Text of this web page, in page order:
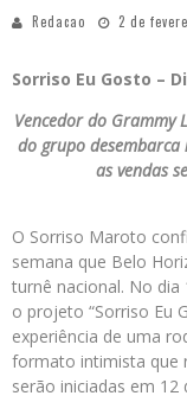
Redacao 2 de
Sorriso Eu Gosto –
Vencedor do Grammy
do grupo
as vendas
O Sorriso Maroto
semana que Belo
turnê nacional. No
o projeto “Sorriso Eu
experiência de uma
formato intimista que
serão iniciadas em 12